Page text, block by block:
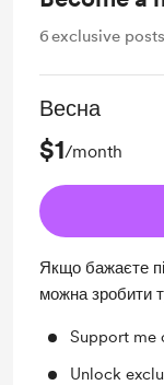
6exclusive posts
Весна
$1/month
Якщо бажаєте
можна зробити
Support me
Unlock